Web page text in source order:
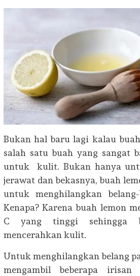
Bukan hal baru lagi kalau
salah satu buah yang sangat
untuk kulit. Bukan hanya
jerawat dan bekasnya, buah
untuk menghilangkan
Kenapa? Karena buah lemon
C yang tinggi sehingga
mencerahkan kulit.
Untuk menghilangkan belang
mengambil beberapa